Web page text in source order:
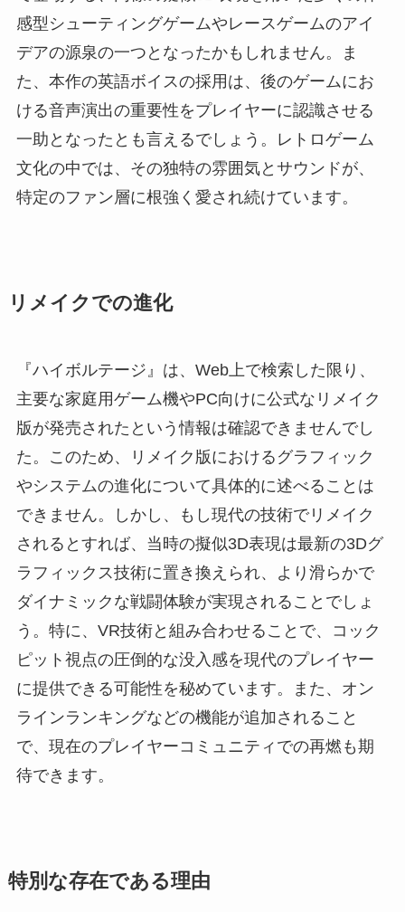
感型シューティングゲームやレースゲームのアイ
デアの源泉の一つとなったかもしれません。ま
た、本作の英語ボイスの採用は、後のゲームにお
ける音声演出の重要性をプレイヤーに認識させる
一助となったとも言えるでしょう。レトロゲーム
文化の中では、その独特の雰囲気とサウンドが、
特定のファン層に根強く愛され続けています。
リメイクでの進化
『ハイボルテージ』は、Web上で検索した限り、
主要な家庭用ゲーム機やPC向けに公式なリメイク
版が発売されたという情報は確認できませんでし
た。このため、リメイク版におけるグラフィック
やシステムの進化について具体的に述べることは
できません。しかし、もし現代の技術でリメイク
されるとすれば、当時の擬似3D表現は最新の3Dグ
ラフィックス技術に置き換えられ、より滑らかで
ダイナミックな戦闘体験が実現されることでしょ
う。特に、VR技術と組み合わせることで、コック
ピット視点の圧倒的な没入感を現代のプレイヤー
に提供できる可能性を秘めています。また、オン
ラインランキングなどの機能が追加されること
で、現在のプレイヤーコミュニティでの再燃も期
待できます。
特別な存在である理由